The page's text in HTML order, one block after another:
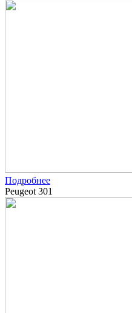
Подробнее
Peugeot 301